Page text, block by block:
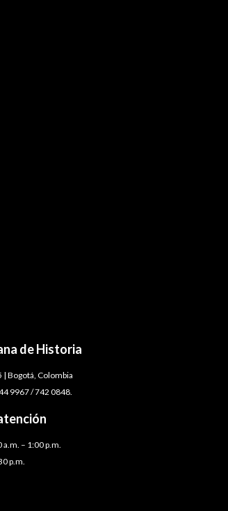
de Historia
| Bogotá, Colombia
9967 / 742 0848.
a.m. – 1:00 p.m.
p.m.